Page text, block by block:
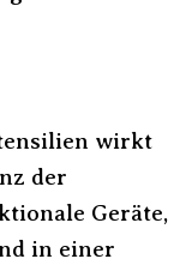
wirkt
der
Geräte,
in einer